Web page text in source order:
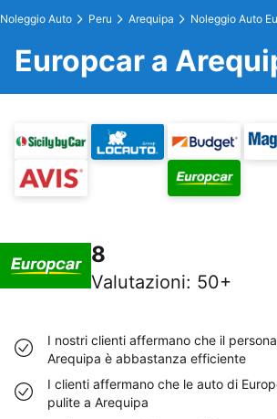
Noleggio Auto Peru Arequipa Noleggio Auto
Europcar a
8
Valutazioni: 50+
I nostri clienti affermano che il
Arequipa è abbastanza efficiente
I clienti affermano che le auto di
pulite a Arequipa